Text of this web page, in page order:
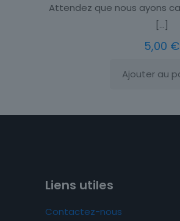
Attendez que nous ayons
[…]
5,00 €
Ajouter au
Liens utiles
Contactez-nous